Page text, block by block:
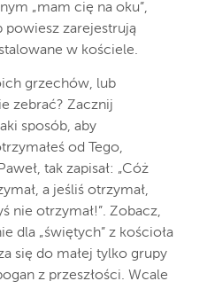
„mam cię na oku”,
powiesz zarejestrują
w kościele.
grzechów, lub
zebrać? Zacznij
sposób, aby
od Tego,
tak zapisał: „Cóż
a jeśliś otrzymał,
nie otrzymał!”. Zobacz,
dla „świętych” z kościoła
się do małej tylko grupy
z przeszłości. Wcale